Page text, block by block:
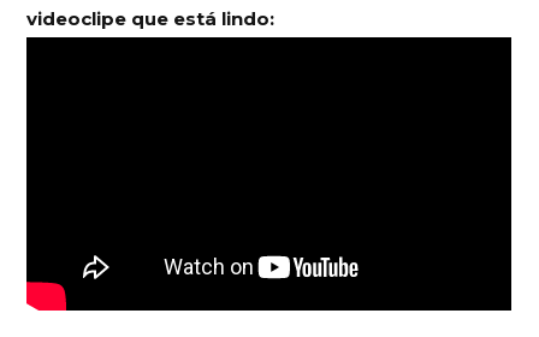
videoclipe que está lindo: